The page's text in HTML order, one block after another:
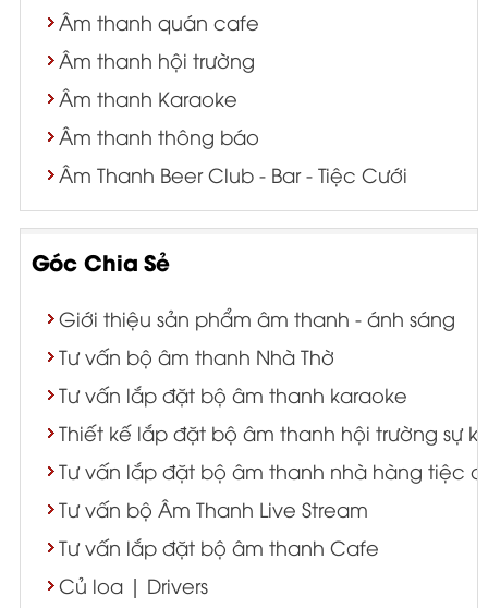
Âm thanh quán cafe
Âm thanh hội trường
Âm thanh Karaoke
Âm thanh thông báo
Âm Thanh Beer Club - Bar - Tiệc Cưới
Góc Chia Sẻ
Giới thiệu sản phẩm âm thanh - ánh sáng
Tư vấn bộ âm thanh Nhà Thờ
Tư vấn lắp đặt bộ âm thanh karaoke
Thiết kế lắp đặt bộ âm thanh hội trường sự
Tư vấn lắp đặt bộ âm thanh nhà hàng tiệc
Tư vấn bộ Âm Thanh Live Stream
Tư vấn lắp đặt bộ âm thanh Cafe
Củ loa | Drivers